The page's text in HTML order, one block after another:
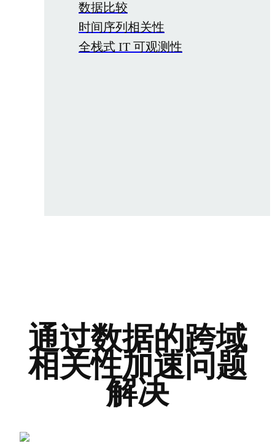
数据比较
时间序列相关性
全栈式 IT 可观测性
通过数据的跨域
相关性加速问题
解决